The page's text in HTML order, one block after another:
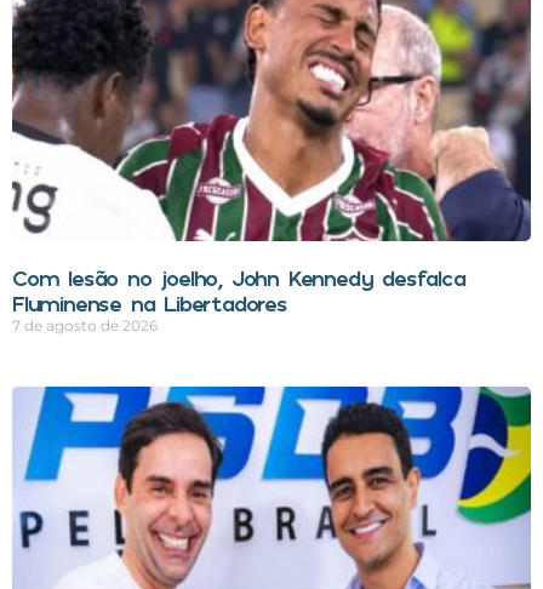
Com lesão no joelho, John Kennedy desfalca
Fluminense na Libertadores
7 de agosto de 2026